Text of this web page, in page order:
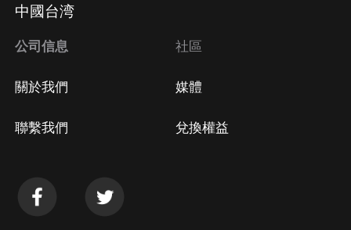
中國台湾
公司信息
關於我們
聯繫我們
社區
媒體
兌換權益